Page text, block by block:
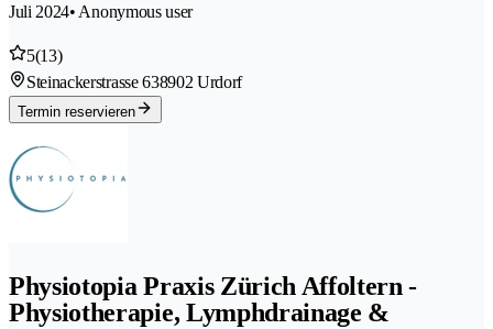
Juli 2024• Anonymous user
5(13)
Steinackerstrasse 638902 Urdorf
Termin reservieren
Physiotopia Praxis Zürich Affoltern -
Physiotherapie, Lymphdrainage &